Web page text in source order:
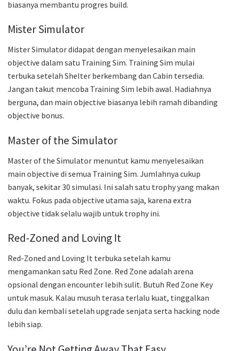
biasanya membantu progres build.
Mister Simulator
Mister Simulator didapat dengan menyelesaikan main
objective dalam satu Training Sim. Training Sim mulai
terbuka setelah Shelter berkembang dan Cabin tersedia.
Jangan takut mencoba Training Sim lebih awal. Hadiahnya
berguna, dan main objective biasanya lebih ramah dibanding
objective bonus.
Master of the Simulator
Master of the Simulator menuntut kamu menyelesaikan
main objective di semua Training Sim. Jumlahnya cukup
banyak, sekitar 30 simulasi. Ini salah satu trophy yang makan
waktu. Fokus pada objective utama saja, karena extra
objective tidak selalu wajib untuk trophy ini.
Red-Zoned and Loving It
Red-Zoned and Loving It terbuka setelah kamu
mengamankan satu Red Zone. Red Zone adalah arena
opsional dengan encounter lebih sulit. Butuh Red Zone Key
untuk masuk. Kalau musuh terasa terlalu kuat, tinggalkan
dulu dan kembali setelah upgrade senjata serta hacking node
lebih siap.